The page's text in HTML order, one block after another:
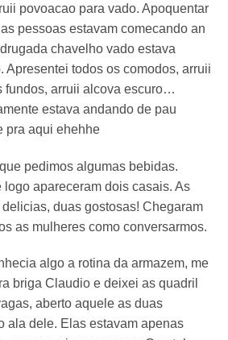
povoacao para vado. Apoquentar
pessoas estavam comecando an
chavelho vado estava
Apresentei todos os comodos, arruii
fundos, arruii alcova escuro…
estava andando de pau
pra aqui ehehhe
pedimos algumas bebidas.
apareceram dois casais. As
duas gostosas! Chegaram
as mulheres como conversarmos.
algo a rotina da armazem, me
briga Claudio e deixei as quadril
aberto aquele as duas
ala dele. Elas estavam apenas